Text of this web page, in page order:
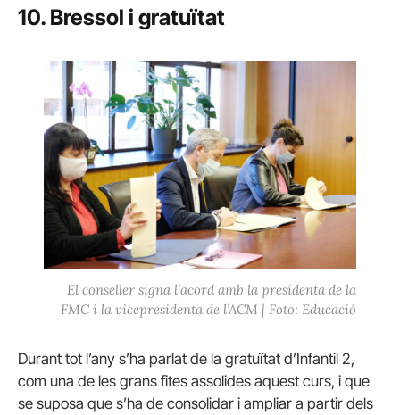
10. Bressol i gratuïtat
El conseller signa l’acord amb la presidenta de la
FMC i la vicepresidenta de l’ACM | Foto: Educació
Durant tot l’any s’ha parlat de la gratuïtat d’Infantil 2,
com una de les grans fites assolides aquest curs, i que
se suposa que s’ha de consolidar i ampliar a partir dels